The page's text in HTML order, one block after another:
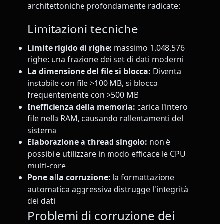
architettoniche profondamente radicate:
Limitazioni tecniche
Limite rigido di righe: massimo 1.048.576
righe: una frazione dei set di dati moderni
La dimensione del file si blocca: Diventa
instabile con file >100 MB, si blocca
frequentemente con >500 MB
Inefficienza della memoria: carica l'intero
file nella RAM, causando rallentamenti del
sistema
Elaborazione a thread singolo: non è
possibile utilizzare in modo efficace le CPU
multi-core
Pone alla corruzione: la formattazione
automatica aggressiva distrugge l'integrità
dei dati
Problemi di corruzione dei